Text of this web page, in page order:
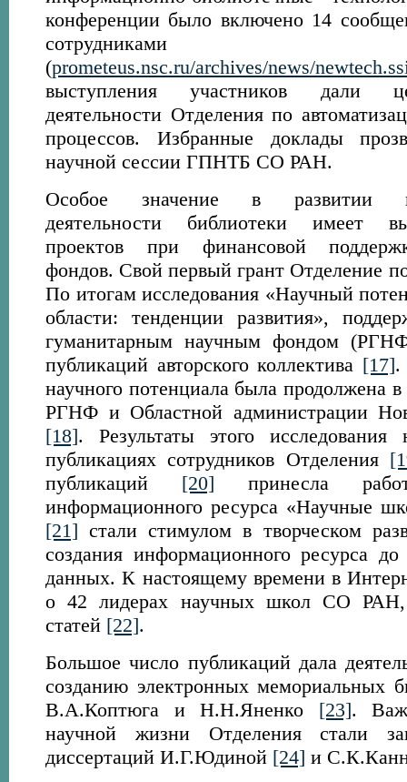
конференции было включено 14
сотрудниками
(prometeus.nsc.ru/archives/news/
выступления участников дали
деятельности Отделения по
процессов. Избранные доклады
научной сессии ГПНТБ СО РАН.
Особое значение в развитии
деятельности библиотеки имеет
проектов при финансовой
фондов. Cвой первый грант Отделение
По итогам исследования «Научный
области: тенденции развития»,
гуманитарным научным фондом
публикаций авторского коллектива [17].
научного потенциала была продолжена в
РГНФ и Областной администрации
[18]. Результаты этого
публикациях сотрудников Отделения
публикаций [20] принесла
информационного ресурса «Научные
[21] стали стимулом в творческом
создания информационного ресурса
данных. К настоящему времени в
о 42 лидерах научных школ СО РАН,
статей [22].
Большое число публикаций дала
созданию электронных мемориальных
В.А.Коптюга и Н.Н.Яненко [23].
научной жизни Отделения стали
диссертаций И.Г.Юдиной [24] и